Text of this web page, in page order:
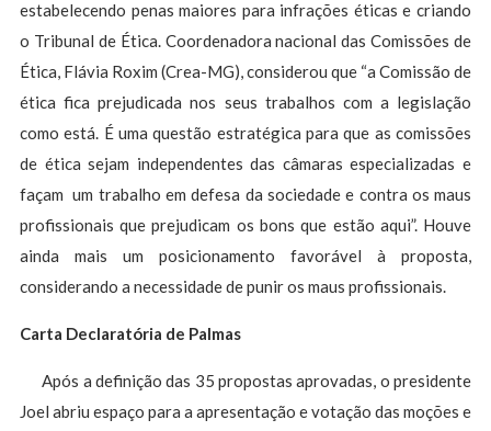
estabelecendo penas maiores para infrações éticas e criando
o Tribunal de Ética. Coordenadora nacional das Comissões de
Ética, Flávia Roxim (Crea-MG), considerou que “a Comissão de
ética fica prejudicada nos seus trabalhos com a legislação
como está. É uma questão estratégica para que as comissões
de ética sejam independentes das câmaras especializadas e
façam um trabalho em defesa da sociedade e contra os maus
profissionais que prejudicam os bons que estão aqui”. Houve
ainda mais um posicionamento favorável à proposta,
considerando a necessidade de punir os maus profissionais.
Carta Declaratória de Palmas
Após a definição das 35 propostas aprovadas, o presidente
Joel abriu espaço para a apresentação e votação das moções e